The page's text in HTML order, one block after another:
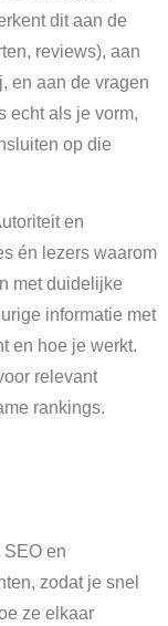
dit aan de
reviews), aan
en aan de vragen
echt als je vorm,
op die
en
én lezers waarom
met duidelijke
informatie met
en hoe je werkt.
relevant
rankings.
en
zodat je snel
ze elkaar